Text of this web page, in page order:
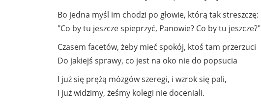
Bo jedna myśl im chodzi po głowie, którą tak streszczę:
"Co by tu jeszcze spieprzyć, Panowie? Co by tu jeszcze?"
Czasem facetów, żeby mieć spokój, ktoś tam przerzuci
Do jakiejś sprawy, co jest na oko nie do popsucia
I już się prężą mózgów szeregi, i wzrok się pali,
I już widzimy, żeśmy kolegi nie doceniali.